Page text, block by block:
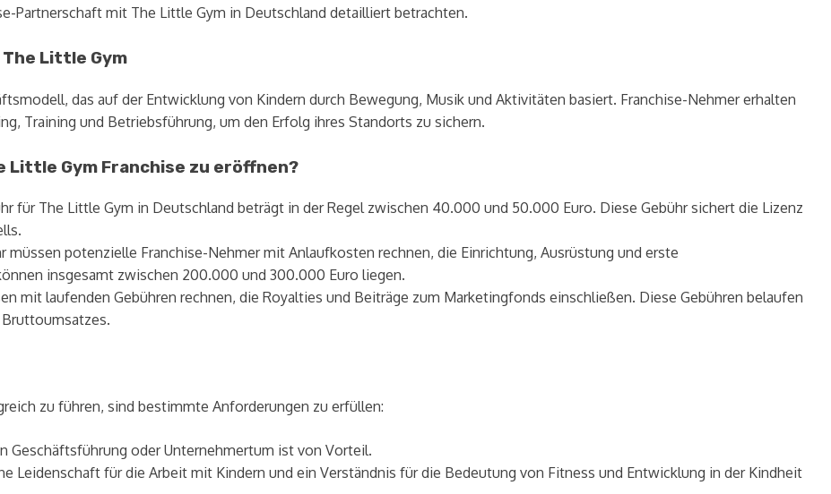
Partnerschaft mit The Little Gym in Deutschland detailliert betrachten.
Little Gym
das auf der Entwicklung von Kindern durch Bewegung, Musik und Aktivitäten basiert. Franchise-Nehmer erhalten
Training und Betriebsführung, um den Erfolg ihres Standorts zu sichern.
Little Gym Franchise zu eröffnen?
für The Little Gym in Deutschland beträgt in der Regel zwischen 40.000 und 50.000 Euro. Diese Gebühr sichert die Lizenz
müssen potenzielle Franchise-Nehmer mit Anlaufkosten rechnen, die Einrichtung, Ausrüstung und erste
insgesamt zwischen 200.000 und 300.000 Euro liegen.
mit laufenden Gebühren rechnen, die Royalties und Beiträge zum Marketingfonds einschließen. Diese Gebühren belaufen
zu führen, sind bestimmte Anforderungen zu erfüllen:
Geschäftsführung oder Unternehmertum ist von Vorteil.
Leidenschaft für die Arbeit mit Kindern und ein Verständnis für die Bedeutung von Fitness und Entwicklung in der Kindheit